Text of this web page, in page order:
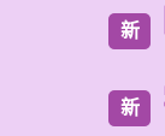
新
新